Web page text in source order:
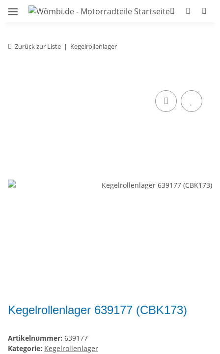
Zurück zur Liste Kegelrollenlager
Kegelrollenlager 639177 (CBK173)
Artikelnummer: 639177
Kategorie: Kegelrollenlager